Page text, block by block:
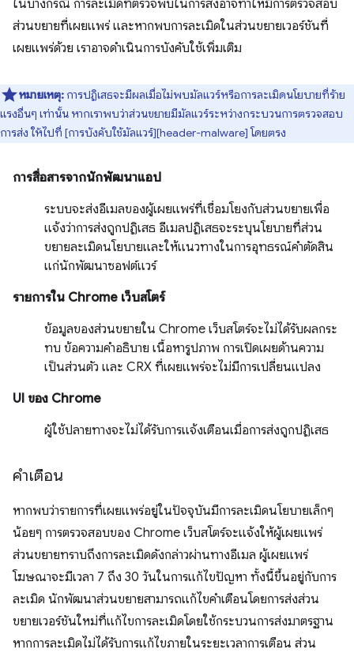
ในบางกรณี การละเมิดที่ตรวจพบในการส่งอาจทำให้มีการตรวจสอบ
ส่วนขยายที่เผยแพร่ และหากพบการละเมิดในส่วนขยายเวอร์ชันที่
เผยแพร่ด้วย เราอาจดำเนินการบังคับใช้เพิ่มเติม
หมายเหตุ: การปฏิเสธจะมีผลเมื่อไม่พบมัลแวร์หรือการละเมิดนโยบายที่ร้าย
แรงอื่นๆ เท่านั้น หากเราพบว่าส่วนขยายมีมัลแวร์ระหว่างกระบวนการตรวจสอบ
การส่ง ให้ไปที่ [การบังคับใช้มัลแวร์][header-malware] โดยตรง
การสื่อสารจากนักพัฒนาแอป
ระบบจะส่งอีเมลของผู้เผยแพร่ที่เชื่อมโยงกับส่วนขยายเพื่อ
แจ้งว่าการส่งถูกปฏิเสธ อีเมลปฏิเสธจะระบุนโยบายที่ส่วน
ขยายละเมิดนโยบายและให้แนวทางในการอุทธรณ์คำตัดสิน
แก่นักพัฒนาซอฟต์แวร์
รายการใน Chrome เว็บสโตร์
ข้อมูลของส่วนขยายใน Chrome เว็บสโตร์จะไม่ได้รับผลกระ
ทบ ข้อความคำอธิบาย เนื้อหารูปภาพ การเปิดเผยด้านความ
เป็นส่วนตัว และ CRX ที่เผยแพร่จะไม่มีการเปลี่ยนแปลง
UI ของ Chrome
ผู้ใช้ปลายทางจะไม่ได้รับการแจ้งเตือนเมื่อการส่งถูกปฏิเสธ
คำเตือน
หากพบว่ารายการที่เผยแพร่อยู่ในปัจจุบันมีการละเมิดนโยบายเล็กๆ
น้อยๆ การตรวจสอบของ Chrome เว็บสโตร์จะแจ้งให้ผู้เผยแพร่
ส่วนขยายทราบถึงการละเมิดดังกล่าวผ่านทางอีเมล ผู้เผยแพร่
โฆษณาจะมีเวลา 7 ถึง 30 วันในการแก้ไขปัญหา ทั้งนี้ขึ้นอยู่กับการ
ละเมิด นักพัฒนาส่วนขยายสามารถแก้ไขคำเตือนโดยการส่งส่วน
ขยายเวอร์ชันใหม่ที่แก้ไขการละเมิดโดยใช้กระบวนการส่งมาตรฐาน
หากการละเมิดไม่ได้รับการแก้ไขภายในระยะเวลาการเตือน ส่วน